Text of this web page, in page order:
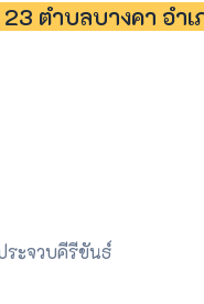
ตำบลบางคา อำ
ระจวบคีรีขันธ์